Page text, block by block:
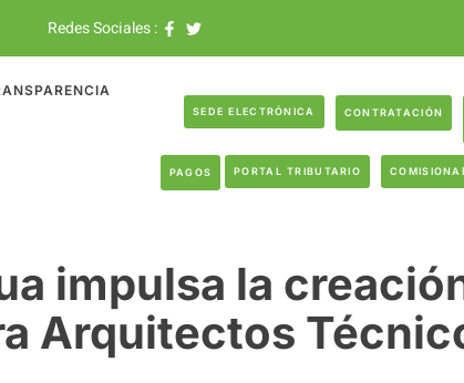
Redes Sociales :
SEDE ELECTRÓNICA CONTRATACIÓN
PAGOS PORTAL TRIBUTARIO
impulsa la
Arquitectos